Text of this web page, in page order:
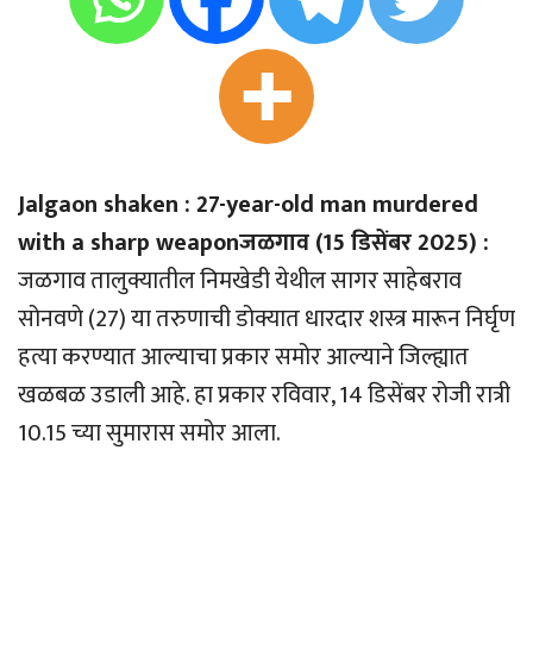
Jalgaon shaken : 27-year-old man murdered
with a sharp weaponजळगाव (15 डिसेंबर 2025) :
जळगाव तालुक्यातील निमखेडी येथील सागर साहेबराव
सोनवणे (27) या तरुणाची डोक्यात धारदार शस्त्र मारून निर्घृण
हत्या करण्यात आल्याचा प्रकार समोर आल्याने जिल्ह्यात
खळबळ उडाली आहे. हा प्रकार रविवार, 14 डिसेंबर रोजी रात्री
10.15 च्या सुमारास समोर आला.